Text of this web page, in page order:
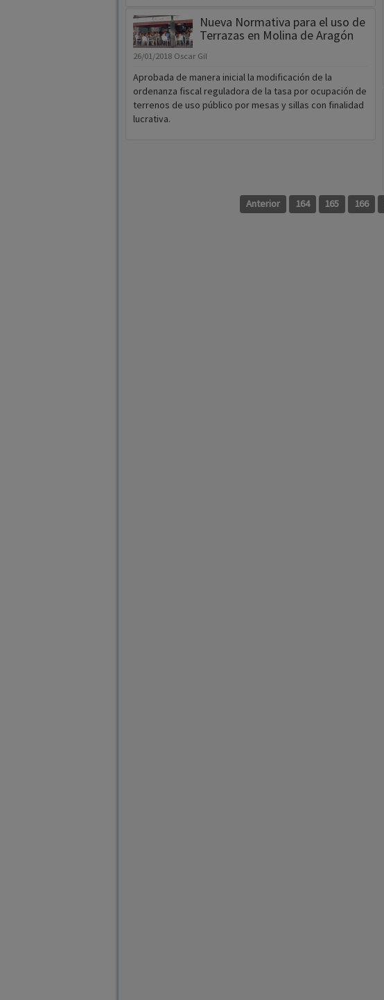
Nueva Normativa para el uso de
Terrazas en Molina de Aragón
26/01/2018 Oscar Gil
Aprobada de manera inicial la modificación de la
ordenanza fiscal reguladora de la tasa por ocupación de
terrenos de uso público por mesas y sillas con finalidad
lucrativa.
Anterior 164 165 166